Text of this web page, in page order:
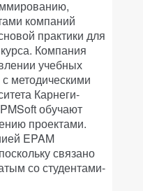
компаний
практики для
Компания
учебных
методическими
Карнеги-
обучают
проектами.
EPAM
связано
со студентами-